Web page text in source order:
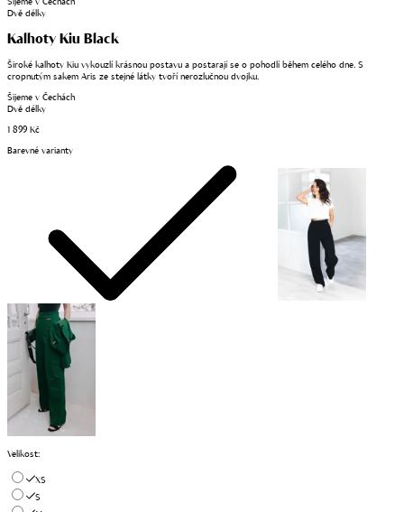
Dvě délky
Kalhoty Kiu Black
Široké kalhoty Kiu vykouzlí krásnou postavu a postarají se o pohodlí během celého dne. S
cropnutým sakem Aris ze stejné látky tvoří nerozlučnou dvojku.
Šijeme v Čechách
Dvě délky
1 899 Kč
Barevné varianty
Velikost:
XS
S